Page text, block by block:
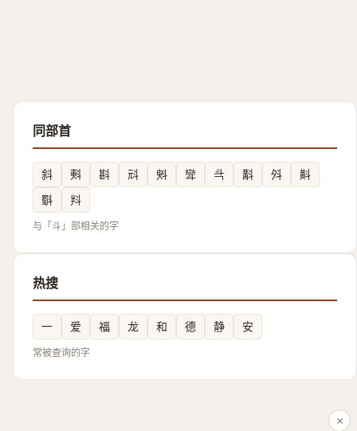
同部首
斜 㪺 斟 㪴 斞 㪻 㪲 斠 斘
斢
斣
㪵
与「斗」部相关的字
热搜
一 爱 福 龙 和 德 静 安
常被查询的字
×